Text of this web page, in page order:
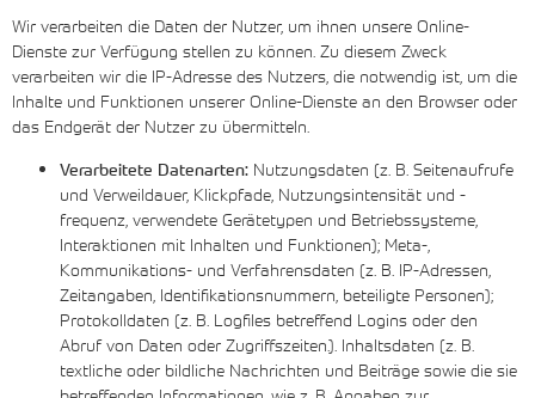
Wir verarbeiten die Daten der Nutzer, um ihnen unsere Online-
Dienste zur Verfügung stellen zu können. Zu diesem Zweck
verarbeiten wir die IP-Adresse des Nutzers, die notwendig ist, um die
Inhalte und Funktionen unserer Online-Dienste an den Browser oder
das Endgerät der Nutzer zu übermitteln.
Verarbeitete Datenarten: Nutzungsdaten (z. B. Seitenaufrufe
und Verweildauer, Klickpfade, Nutzungsintensität und -
frequenz, verwendete Gerätetypen und Betriebssysteme,
Interaktionen mit Inhalten und Funktionen); Meta-,
Kommunikations- und Verfahrensdaten (z. B. IP-Adressen,
Zeitangaben, Identifikationsnummern, beteiligte Personen);
Protokolldaten (z. B. Logfiles betreffend Logins oder den
Abruf von Daten oder Zugriffszeiten.). Inhaltsdaten (z. B.
textliche oder bildliche Nachrichten und Beiträge sowie die sie